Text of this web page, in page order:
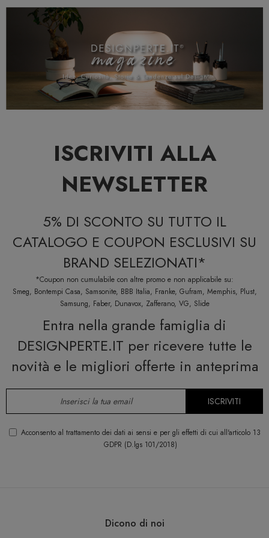
ISCRIVITI ALLA
NEWSLETTER
5% DI SCONTO SU TUTTO IL
CATALOGO E COUPON ESCLUSIVI SU
BRAND SELEZIONATI*
*Coupon non cumulabile con altre promo e non applicabile su:
Smeg, Bontempi Casa, Samsonite, BBB Italia, Franke, Gufram, Memphis, Plust,
Samsung, Faber, Dunavox, Zafferano, VG, Slide
Entra nella grande famiglia di
DESIGNPERTE.IT per ricevere tutte le
novità e le migliori offerte in anteprima
ISCRIVITI
Acconsento al trattamento dei dati ai sensi e per gli effetti di cui all'articolo 13
GDPR (D.lgs 101/2018)
Dicono di noi